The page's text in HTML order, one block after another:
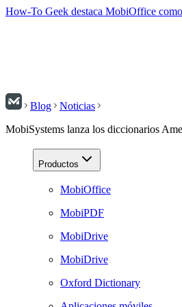
How-To Geek destaca MobiOffice
Blog
Noticias
MobiSystems lanza los diccionarios
Productos
MobiOffice
MobiPDF
MobiDrive
MobiDrive
Oxford Dictionary